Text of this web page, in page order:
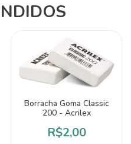
Borracha Goma Classic
200 - Acrilex
R$2,00